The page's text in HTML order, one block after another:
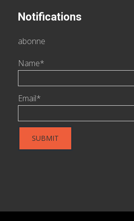
Notifications
abonne
Name*
Email*